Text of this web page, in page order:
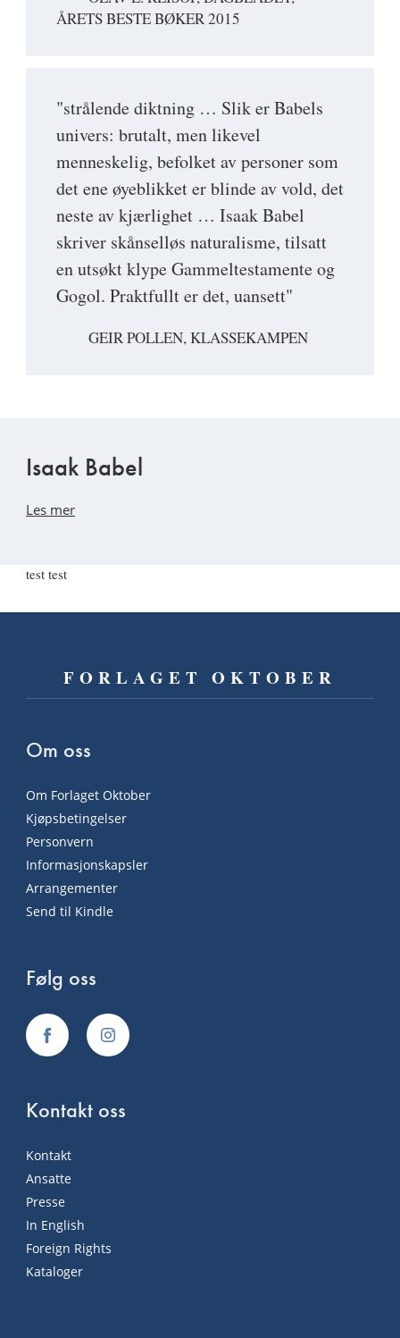
ÅRETS BESTE BØKER 2015
"strålende diktning … Slik er Babels
univers: brutalt, men likevel
menneskelig, befolket av personer som
det ene øyeblikket er blinde av vold, det
neste av kjærlighet … Isaak Babel
skriver skånselløs naturalisme, tilsatt
en utsøkt klype Gammeltestamente og
Gogol. Praktfullt er det, uansett"
GEIR POLLEN, KLASSEKAMPEN
Isaak Babel
Les mer
test test
FORLAGET OKTOBER
Om oss
Om Forlaget Oktober
Kjøpsbetingelser
Personvern
Informasjonskapsler
Arrangementer
Send til Kindle
Følg oss
Kontakt oss
Kontakt
Ansatte
Presse
In English
Foreign Rights
Kataloger